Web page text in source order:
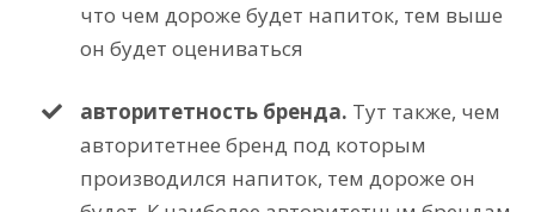
что чем дороже будет напиток, тем выше
он будет оцениваться
авторитетность бренда. Тут также, чем
авторитетнее бренд под которым
производился напиток, тем дороже он